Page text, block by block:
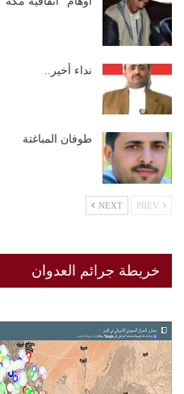
نداء أخير..
طوفان المباغتة
NEXT
خريطة جرائم العدوان